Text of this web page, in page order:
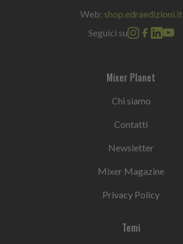
Web: shop.edraedizioni.it
Seguici su
Mixer Planet
Chi siamo
Contatti
Newsletter
Mixer Magazine
Privacy Policy
Temi